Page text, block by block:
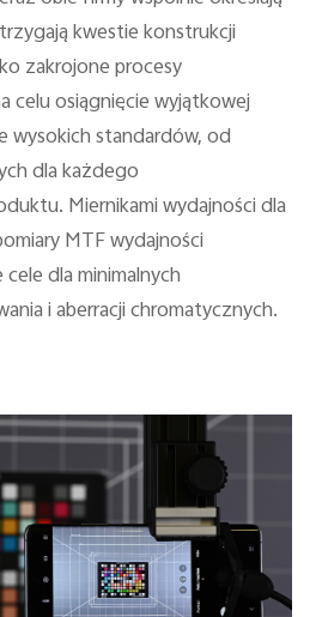
kwestie konstrukcji
zakrojone procesy
celu osiągnięcie wyjątkowej
wysokich standardów, od
dla każdego
Miernikami wydajności dla
MTF wydajności
dla minimalnych
i aberracji chromatycznych.